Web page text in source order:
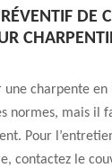
DE
une charpente
normes, mais il
Pour
contactez le